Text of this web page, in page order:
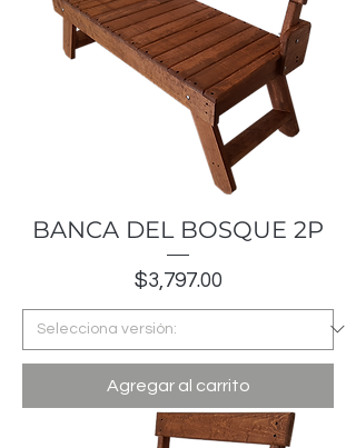
BANCA DEL BOSQUE 2P
Precio
$3,797.00
Agregar al carrito